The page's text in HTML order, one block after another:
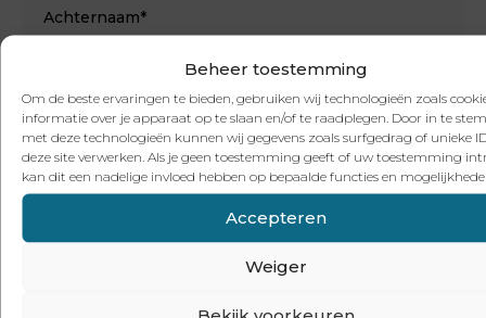
Beheer toestemming
Om de beste ervaringen te bieden, gebruiken wij technologieën zoals
informatie over je apparaat op te slaan en/of te raadplegen. Door in te
met deze technologieën kunnen wij gegevens zoals surfgedrag of unieke
deze site verwerken. Als je geen toestemming geeft of uw toestemming
kan dit een nadelige invloed hebben op bepaalde functies en
Accepteren
Weiger
Achternaam*
E-mailadres*